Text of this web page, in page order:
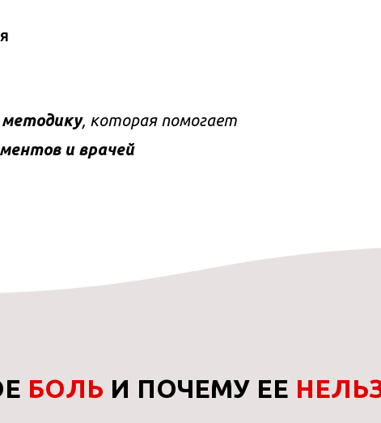
, которая помогает
и врачей
БОЛЬ И ПОЧЕМУ ЕЕ